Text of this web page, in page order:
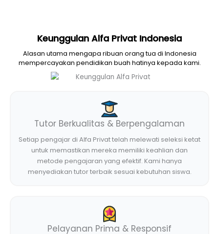
Keunggulan Alfa Privat Indonesia
Alasan utama mengapa ribuan orang tua di Indonesia
mempercayakan pendidikan buah hatinya kepada kami.
Tutor Berkualitas & Berpengalaman
Setiap pengajar di Alfa Privat telah melewati seleksi ketat
untuk memastikan mereka memiliki keahlian dan
metode pengajaran yang efektif. Kami hanya
menyediakan tutor terbaik sesuai kebutuhan siswa.
Pelayanan Prima & Responsif